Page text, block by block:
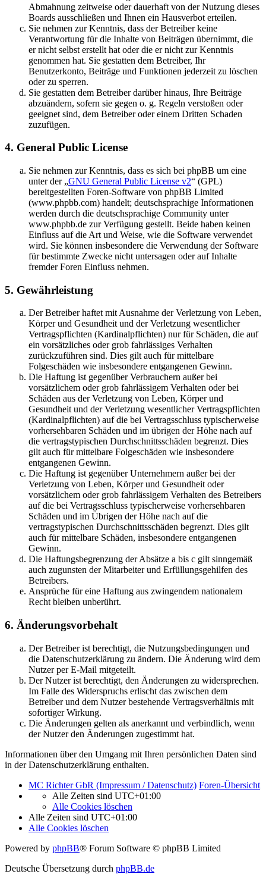
Abmahnung zeitweise oder dauerhaft von der Nutzung dieses
Boards ausschließen und Ihnen ein Hausverbot erteilen.
Sie nehmen zur Kenntnis, dass der Betreiber keine
Verantwortung für die Inhalte von Beiträgen übernimmt, die
er nicht selbst erstellt hat oder die er nicht zur Kenntnis
genommen hat. Sie gestatten dem Betreiber, Ihr
Benutzerkonto, Beiträge und Funktionen jederzeit zu löschen
oder zu sperren.
Sie gestatten dem Betreiber darüber hinaus, Ihre Beiträge
abzuändern, sofern sie gegen o. g. Regeln verstoßen oder
geeignet sind, dem Betreiber oder einem Dritten Schaden
zuzufügen.
4. General Public License
Sie nehmen zur Kenntnis, dass es sich bei phpBB um eine
unter der „GNU General Public License v2“ (GPL)
bereitgestellten Foren-Software von phpBB Limited
(www.phpbb.com) handelt; deutschsprachige Informationen
werden durch die deutschsprachige Community unter
www.phpbb.de zur Verfügung gestellt. Beide haben keinen
Einfluss auf die Art und Weise, wie die Software verwendet
wird. Sie können insbesondere die Verwendung der Software
für bestimmte Zwecke nicht untersagen oder auf Inhalte
fremder Foren Einfluss nehmen.
5. Gewährleistung
Der Betreiber haftet mit Ausnahme der Verletzung von Leben,
Körper und Gesundheit und der Verletzung wesentlicher
Vertragspflichten (Kardinalpflichten) nur für Schäden, die auf
ein vorsätzliches oder grob fahrlässiges Verhalten
zurückzuführen sind. Dies gilt auch für mittelbare
Folgeschäden wie insbesondere entgangenen Gewinn.
Die Haftung ist gegenüber Verbrauchern außer bei
vorsätzlichem oder grob fahrlässigem Verhalten oder bei
Schäden aus der Verletzung von Leben, Körper und
Gesundheit und der Verletzung wesentlicher Vertragspflichten
(Kardinalpflichten) auf die bei Vertragsschluss typischerweise
vorhersehbaren Schäden und im übrigen der Höhe nach auf
die vertragstypischen Durchschnittsschäden begrenzt. Dies
gilt auch für mittelbare Folgeschäden wie insbesondere
entgangenen Gewinn.
Die Haftung ist gegenüber Unternehmern außer bei der
Verletzung von Leben, Körper und Gesundheit oder
vorsätzlichem oder grob fahrlässigem Verhalten des Betreibers
auf die bei Vertragsschluss typischerweise vorhersehbaren
Schäden und im Übrigen der Höhe nach auf die
vertragstypischen Durchschnittsschäden begrenzt. Dies gilt
auch für mittelbare Schäden, insbesondere entgangenen
Gewinn.
Die Haftungsbegrenzung der Absätze a bis c gilt sinngemäß
auch zugunsten der Mitarbeiter und Erfüllungsgehilfen des
Betreibers.
Ansprüche für eine Haftung aus zwingendem nationalem
Recht bleiben unberührt.
6. Änderungsvorbehalt
Der Betreiber ist berechtigt, die Nutzungsbedingungen und
die Datenschutzerklärung zu ändern. Die Änderung wird dem
Nutzer per E-Mail mitgeteilt.
Der Nutzer ist berechtigt, den Änderungen zu widersprechen.
Im Falle des Widerspruchs erlischt das zwischen dem
Betreiber und dem Nutzer bestehende Vertragsverhältnis mit
sofortiger Wirkung.
Die Änderungen gelten als anerkannt und verbindlich, wenn
der Nutzer den Änderungen zugestimmt hat.
Informationen über den Umgang mit Ihren persönlichen Daten sind
in der Datenschutzerklärung enthalten.
MC Richter GbR (Impressum / Datenschutz) Foren-Übersicht
Alle Zeiten sind UTC+01:00
Alle Cookies löschen
Alle Zeiten sind UTC+01:00
Alle Cookies löschen
Powered by phpBB® Forum Software © phpBB Limited
Deutsche Übersetzung durch phpBB.de